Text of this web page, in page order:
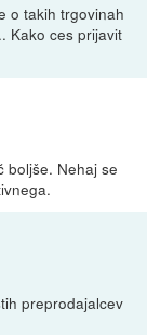
o takih trgovinah
Kako ces prijavit
boljše. Nehaj se
preprodajalcev